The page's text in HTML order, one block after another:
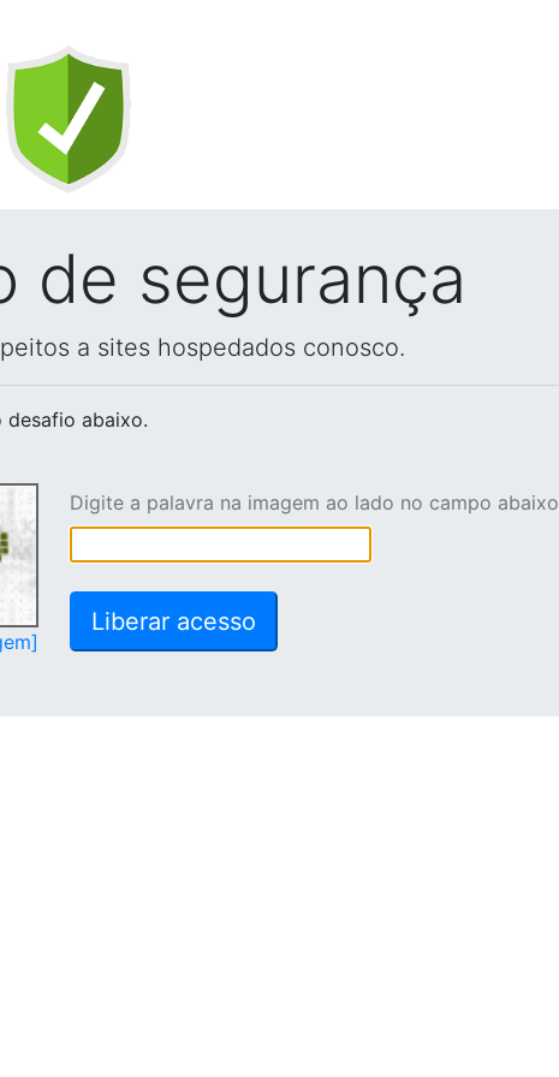
de segurança
a sites hospedados conosco.
desafio abaixo.
Digite a palavra na imagem ao lado no campo abaixo